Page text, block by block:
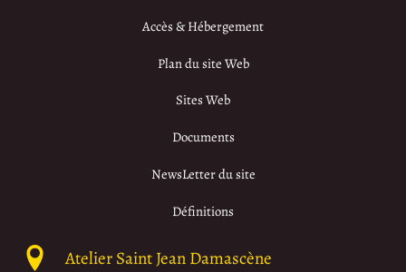
Accès & Hébergement
Plan du site Web
Sites Web
Documents
NewsLetter du site
Définitions
Atelier Saint Jean Damascène